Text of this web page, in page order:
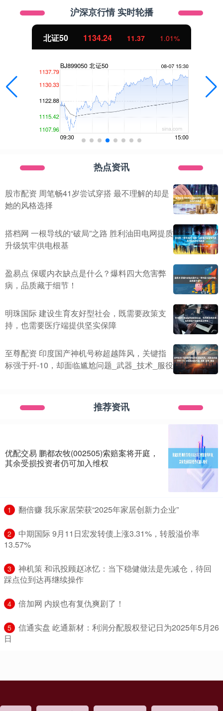
沪深京行情 实时轮播
北证50 1134.24 11.37 1.01%
热点资讯
股市配资 周笔畅41岁尝试穿搭 最不理解的却是
她的风格选择
搭档网 一根导线的“破局”之路 胜利油田电网提质
升级筑牢供电根基
盈易点 保暖内衣缺点是什么？爆料四大危害弊
病，品质藏于细节！
明珠国际 建设生育友好型社会，既需要政策支
持，也需要医疗端提供坚实保障
至尊配资 印度国产神机号称超越阵风，关键指
标强于歼-10，却面临尴尬问题_武器_技术_服役
推荐资讯
优配交易 鹏都农牧(002505)索赔案将开庭，
其余受损投资者仍可加入维权
1 ​翻倍赚 我乐家居荣获“2025年家居创新力企业”
2
​中期国际 9月11日宏发转债上涨3.31%，转股溢价率
13.57%
3
​神机策 和讯投顾赵冰忆：当下稳健做法是先减仓，待回
踩点位到达再继续操作
4 ​倍加网 内娱也有复仇爽剧了！
5
​信通实盘 屹通新材：利润分配股权登记日为2025年5月26
日